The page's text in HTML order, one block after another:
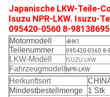
Japanische LKW-Teile-
Isuzu NPR-LKW. Isuzu-
095420-0560 8-
Motormodell 4HK1
Teilenummer 095420-0560 8-
LKW-Modell
ISUZU LKW
Fahrzeugmodell
NPR-LKW
Herkunftsort
Mindestbestellmenge
1 Stk